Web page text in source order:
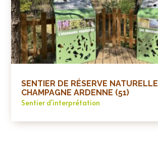
SENTIER DE RÉSERVE NATURELLE
CHAMPAGNE ARDENNE (51)
Sentier d'interprétation